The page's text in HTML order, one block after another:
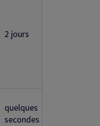
2 jours
quelques
secondes